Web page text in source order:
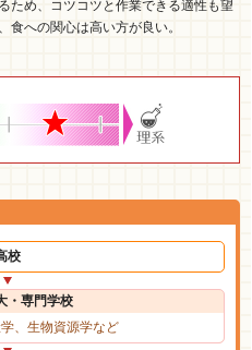
ため、コツコツと作業できる適性も望
食への関心は高い方が良い。
校
・専門学校
、生物資源学など